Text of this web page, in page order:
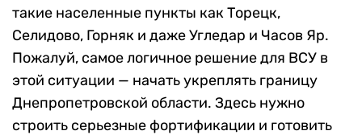
такие населенные пункты как Торецк,
Селидово, Горняк и даже Угледар и Часов Яр.
Пожалуй, самое логичное решение для ВСУ в
этой ситуации — начать укреплять границу
Днепропетровской области. Здесь нужно
строить серьезные фортификации и готовить